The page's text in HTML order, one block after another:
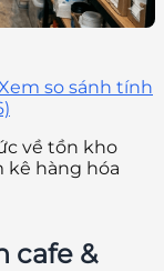
so sánh tính
về tồn kho
kê hàng hóa
cafe &